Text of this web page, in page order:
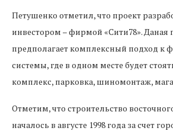
Петушенко отметил, что проект
инвестором – фирмой «Сити78». Даная
предполагает комплексный подход к
системы, где в одном месте будет
комплекс, парковка, шиномонтаж,
Отметим, что строительство
началось в августе 1998 года за счет